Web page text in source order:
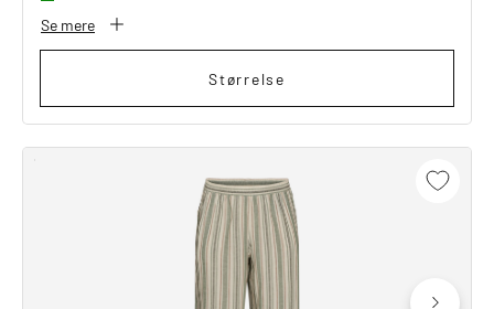
Se mere
Størrelse